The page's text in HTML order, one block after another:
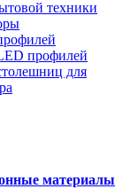
техники
профилей
для
материалы